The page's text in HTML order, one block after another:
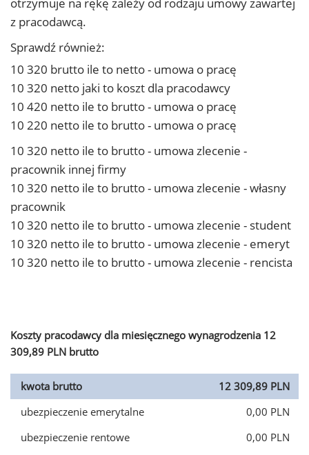
z pracodawcą.
Sprawdź również:
10 320 brutto ile to netto - umowa o pracę
10 320 netto jaki to koszt dla pracodawcy
10 420 netto ile to brutto - umowa o pracę
10 220 netto ile to brutto - umowa o pracę
10 320 netto ile to brutto - umowa zlecenie -
pracownik innej firmy
10 320 netto ile to brutto - umowa zlecenie - własny
pracownik
10 320 netto ile to brutto - umowa zlecenie - student
10 320 netto ile to brutto - umowa zlecenie - emeryt
10 320 netto ile to brutto - umowa zlecenie - rencista
Koszty pracodawcy dla miesięcznego wynagrodzenia 12
309,89 PLN brutto
kwota brutto
12 309,89 PLN
ubezpieczenie emerytalne
0,00 PLN
ubezpieczenie rentowe
0,00 PLN